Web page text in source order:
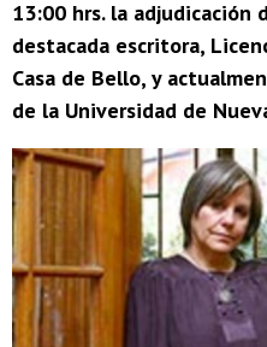
13:00 hrs. la adjudicación
destacada escritora,
Casa de Bello, y
de la Universidad de